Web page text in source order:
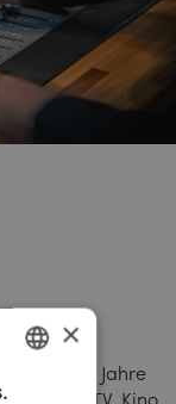
über 20 Jahre
TV, Kino,
GERMAN
×